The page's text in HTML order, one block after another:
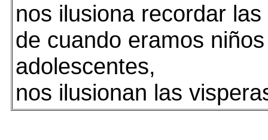
nos ilusiona recordar
de cuando eramos
adolescentes,
nos ilusionan las